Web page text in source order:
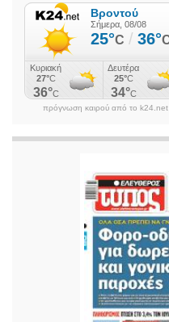
o
o
k
e
r
πρόγνωση καιρού από το k24.net